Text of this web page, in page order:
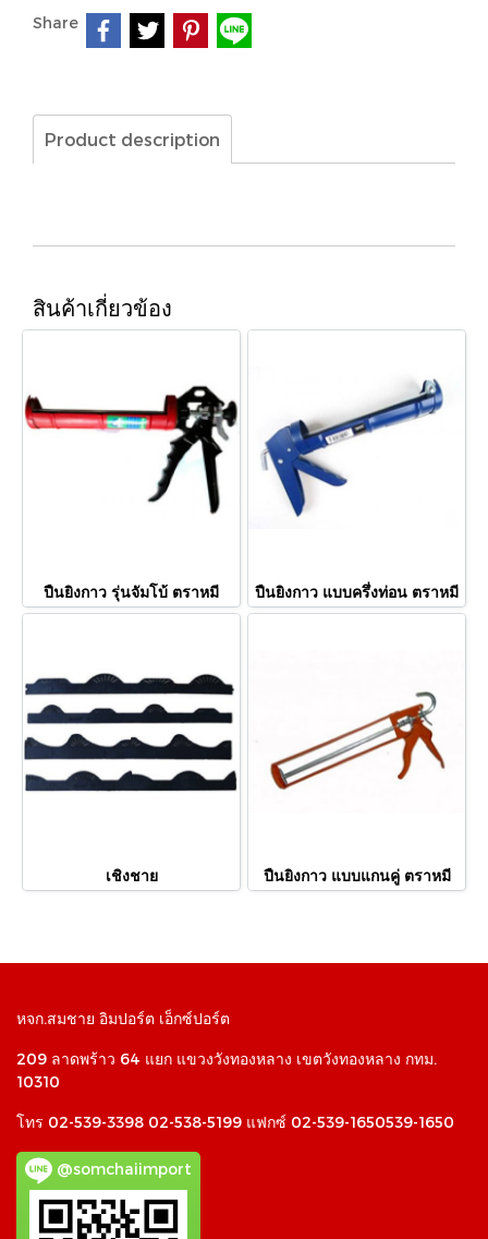
Share
Product description
สินค้าเกี่ยวข้อง
ปืนยิงกาว รุ่นจัมโบ้ ตราหมี ปืนยิงกาว แบบครึ่งท่อน ตราหมี
เชิงชาย ปืนยิงกาว แบบแกนคู่ ตราหมี
หจก.สมชาย อิมปอร์ต เอ็กซ์ปอร์ต
209 ลาดพร้าว 64 แยก แขวงวังทองหลาง เขตวังทองหลาง กทม.
10310
โทร 02-539-3398 02-538-5199 แฟกซ์ 02-539-1650539-1650
@somchaiimport